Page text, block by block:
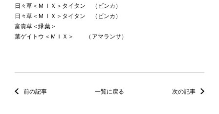
日々草＜ＭＩＸ＞タイタン （ビンカ）
日々草＜ＭＩＸ＞タイタン （ビンカ）
富貴草＜緑葉＞
葉ゲイトウ＜ＭＩＸ＞ （アマランサ）
前の記事 一覧に戻る 次の記事